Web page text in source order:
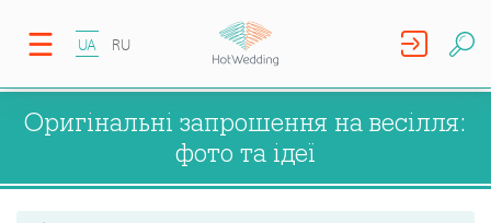
UA RU
Оригінальні запрошення на весілля:
фото та ідеї